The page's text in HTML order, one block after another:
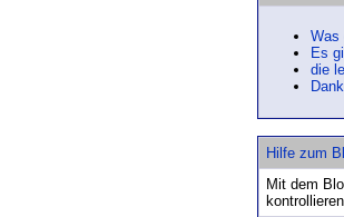
Was
Es
die
Hilfe zum
Mit dem